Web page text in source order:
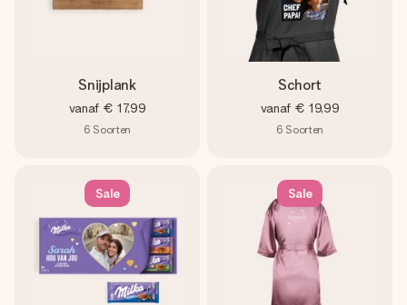
Snijplank
vanaf € 17,99
6 Soorten
Schort
vanaf € 19,99
6 Soorten
Sale Sale